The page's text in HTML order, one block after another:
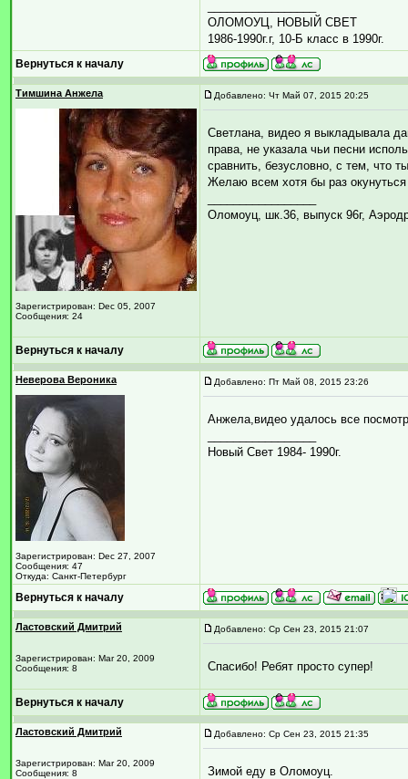
ОЛОМОУЦ, НОВЫЙ СВЕТ
1986-1990г.г, 10-Б класс в 1990г.
Вернуться к началу
Тимшина Анжела
Зарегистрирован: Dec 05, 2007
Сообщения: 24
Добавлено: Чт Май 07, 2015 20:25
Светлана, видео я выкладывала
права, не указала чьи песни
сравнить, безусловно, с тем, что
Желаю всем хотя бы раз
Оломоуц, шк.36, выпуск 96г,
Вернуться к началу
Неверова Вероника
Зарегистрирован: Dec 27, 2007
Сообщения: 47
Откуда: Санкт-Петербург
Добавлено: Пт Май 08, 2015 23:26
Анжела,видео удалось все
Новый Свет 1984- 1990г.
Вернуться к началу
Ластовский Дмитрий
Зарегистрирован: Mar 20, 2009
Сообщения: 8
Добавлено: Ср Сен 23, 2015 21:07
Спасибо! Ребят просто супер!
Вернуться к началу
Ластовский Дмитрий
Зарегистрирован: Mar 20, 2009
Сообщения: 8
Добавлено: Ср Сен 23, 2015 21:35
Зимой еду в Оломоуц.